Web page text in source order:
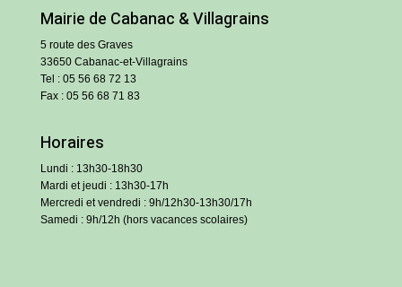
Mairie de Cabanac & Villagrains
5 route des Graves
33650 Cabanac-et-Villagrains
Tel : 05 56 68 72 13
Fax : 05 56 68 71 83
Horaires
Lundi : 13h30-18h30
Mardi et jeudi : 13h30-17h
Mercredi et vendredi : 9h/12h30-13h30/17h
Samedi : 9h/12h (hors vacances scolaires)